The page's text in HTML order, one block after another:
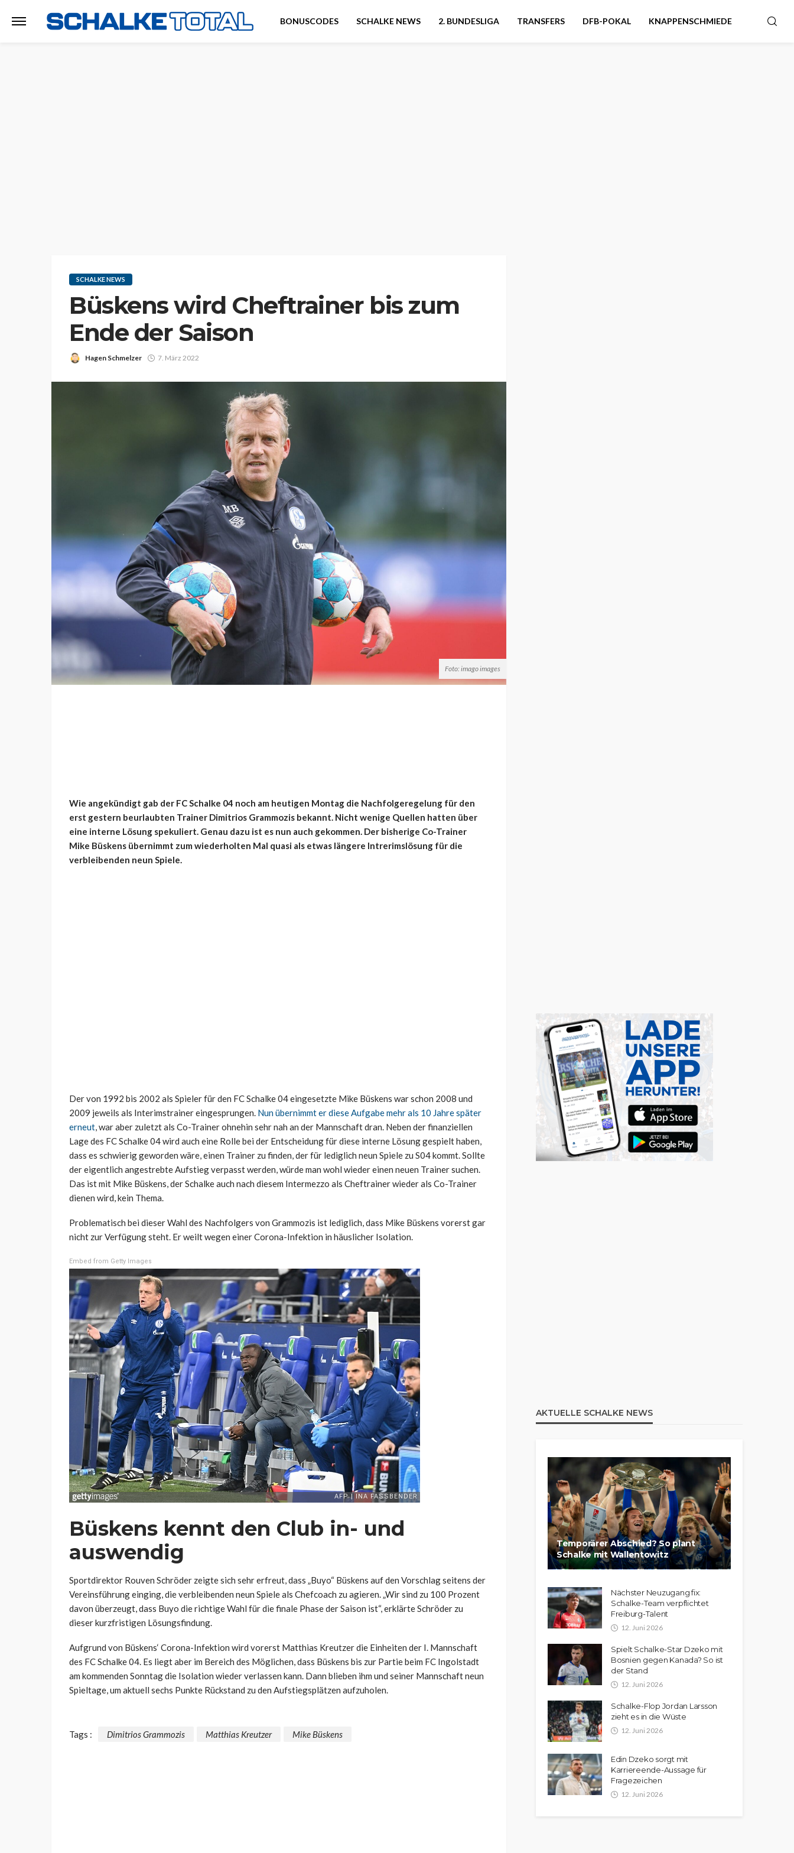
BONUSCODES SCHALKE NEWS 2. BUNDESLIGA TRANSFERS DFB-POKAL KNAPPENSCHMIEDE
SCHALKE NEWS
Büskens wird Cheftrainer bis zum
Ende der Saison
Hagen Schmelzer 7. März 2022
Foto: imago images
Wie angekündigt gab der FC Schalke 04 noch am heutigen Montag die Nachfolgeregelung für den
erst gestern beurlaubten Trainer Dimitrios Grammozis bekannt. Nicht wenige Quellen hatten über
eine interne Lösung spekuliert. Genau dazu ist es nun auch gekommen. Der bisherige Co-Trainer
Mike Büskens übernimmt zum wiederholten Mal quasi als etwas längere Intrerimslösung für die
verbleibenden neun Spiele.
Der von 1992 bis 2002 als Spieler für den FC Schalke 04 eingesetzte Mike Büskens war schon 2008 und
2009 jeweils als Interimstrainer eingesprungen. Nun übernimmt er diese Aufgabe mehr als 10 Jahre später
erneut, war aber zuletzt als Co-Trainer ohnehin sehr nah an der Mannschaft dran. Neben der finanziellen
Lage des FC Schalke 04 wird auch eine Rolle bei der Entscheidung für diese interne Lösung gespielt haben,
dass es schwierig geworden wäre, einen Trainer zu finden, der für lediglich neun Spiele zu S04 kommt. Sollte
der eigentlich angestrebte Aufstieg verpasst werden, würde man wohl wieder einen neuen Trainer suchen.
Das ist mit Mike Büskens, der Schalke auch nach diesem Intermezzo als Cheftrainer wieder als Co-Trainer
dienen wird, kein Thema.
Problematisch bei dieser Wahl des Nachfolgers von Grammozis ist lediglich, dass Mike Büskens vorerst gar
nicht zur Verfügung steht. Er weilt wegen einer Corona-Infektion in häuslicher Isolation.
Embed from Getty Images
Büskens kennt den Club in- und
auswendig
Sportdirektor Rouven Schröder zeigte sich sehr erfreut, dass „Buyo“ Büskens auf den Vorschlag seitens der
Vereinsführung einging, die verbleibenden neun Spiele als Chefcoach zu agieren. „Wir sind zu 100 Prozent
davon überzeugt, dass Buyo die richtige Wahl für die finale Phase der Saison ist“, erklärte Schröder zu
dieser kurzfristigen Lösungsfindung.
Aufgrund von Büskens‘ Corona-Infektion wird vorerst Matthias Kreutzer die Einheiten der I. Mannschaft
des FC Schalke 04. Es liegt aber im Bereich des Möglichen, dass Büskens bis zur Partie beim FC Ingolstadt
am kommenden Sonntag die Isolation wieder verlassen kann. Dann blieben ihm und seiner Mannschaft neun
Spieltage, um aktuell sechs Punkte Rückstand zu den Aufstiegsplätzen aufzuholen.
Tags : Dimitrios Grammozis Matthias Kreutzer Mike Büskens
AKTUELLE SCHALKE NEWS
Temporärer Abschied? So plant
Schalke mit Wallentowitz
Nächster Neuzugang fix:
Schalke-Team verpflichtet
Freiburg-Talent
12. Juni 2026
Spielt Schalke-Star Dzeko mit
Bosnien gegen Kanada? So ist
der Stand
12. Juni 2026
Schalke-Flop Jordan Larsson
zieht es in die Wüste
12. Juni 2026
Edin Dzeko sorgt mit
Karriereende-Aussage für
Fragezeichen
12. Juni 2026